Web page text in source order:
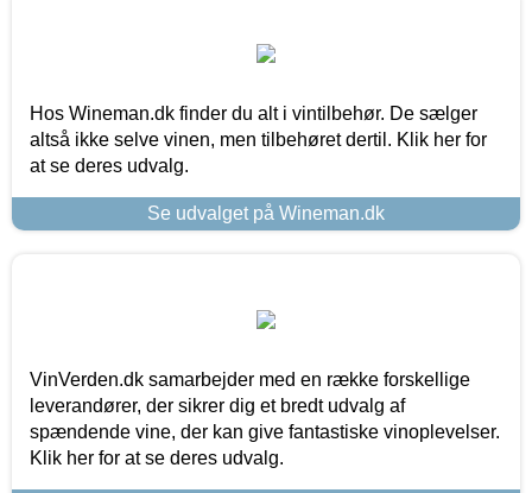
Hos Wineman.dk finder du alt i vintilbehør. De sælger
altså ikke selve vinen, men tilbehøret dertil. Klik her for
at se deres udvalg.
Se udvalget på Wineman.dk
VinVerden.dk samarbejder med en række forskellige
leverandører, der sikrer dig et bredt udvalg af
spændende vine, der kan give fantastiske vinoplevelser.
Klik her for at se deres udvalg.